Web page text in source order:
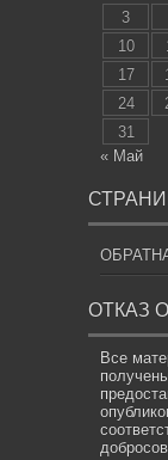
3
10
17
24
31
« Май
ОТКАЗ
Все